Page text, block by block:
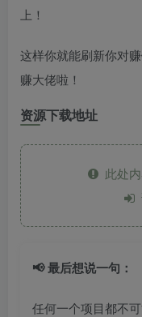
上！
这样你就能刷新你对
赚大佬啦！
资源下载地址
此处内
📢 最后想说一句：
任何一个项目都不